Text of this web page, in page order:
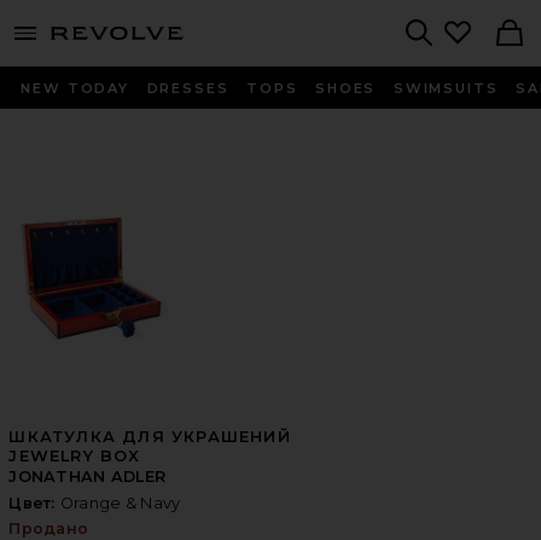
menu - shows more content
NEW TODAY DRESSES TOPS SHOES SWIMSUITS
ШКАТУЛКА ДЛЯ УКРАШЕНИЙ
JEWELRY BOX
JONATHAN ADLER
Цвет: Orange & Navy
Продано